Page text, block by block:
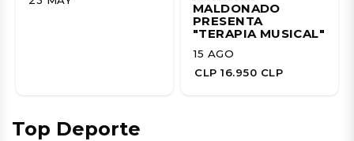
MALDONADO
PRESENTA
"TERAPIA MUSICAL"
15 AGO
CLP 16.950 CLP
Top Deporte